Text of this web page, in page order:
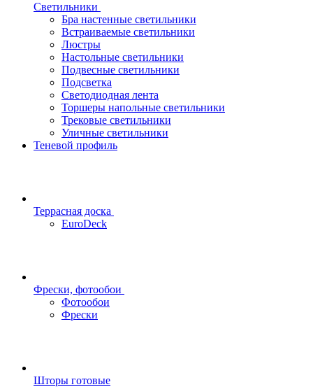
Светильники
Бра настенные светильники
Встраиваемые светильники
Люстры
Настольные светильники
Подвесные светильники
Подсветка
Светодиодная лента
Торшеры напольные светильники
Трековые светильники
Уличные светильники
Теневой профиль
Террасная доска
EuroDeck
Фрески, фотообои
Фотообои
Фрески
Шторы готовые